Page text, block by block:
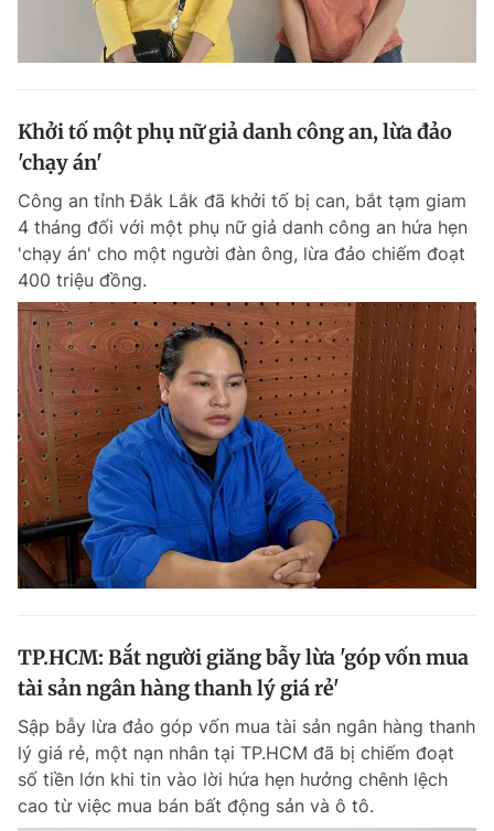
Khởi tố một phụ nữ giả danh công an, lừa đảo
'chạy án'
Công an tỉnh Đắk Lắk đã khởi tố bị can, bắt tạm giam
4 tháng đối với một phụ nữ giả danh công an hứa hẹn
'chạy án' cho một người đàn ông, lừa đảo chiếm đoạt
400 triệu đồng.
TP.HCM: Bắt người giăng bẫy lừa 'góp vốn mua
tài sản ngân hàng thanh lý giá rẻ'
Sập bẫy lừa đảo góp vốn mua tài sản ngân hàng thanh
lý giá rẻ, một nạn nhân tại TP.HCM đã bị chiếm đoạt
số tiền lớn khi tin vào lời hứa hẹn hưởng chênh lệch
cao từ việc mua bán bất động sản và ô tô.